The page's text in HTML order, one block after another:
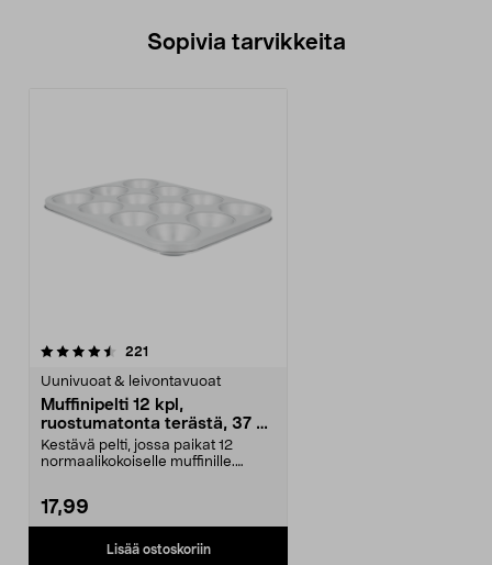
Sopivia tarvikkeita
221
Uunivuoat & leivontavuoat
Muffinipelti 12 kpl,
ruostumatonta terästä, 37 x
28 cm
Kestävä pelti, jossa paikat 12
normaalikokoiselle muffinille.
17,99
Lisää ostoskoriin